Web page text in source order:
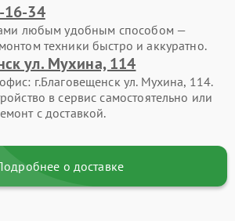
16-34
любым удобным способом —
техники быстро и аккуратно.
ул. Мухина, 114
г.Благовещенск ул. Мухина, 114.
в сервис самостоятельно или
с доставкой.
о доставке